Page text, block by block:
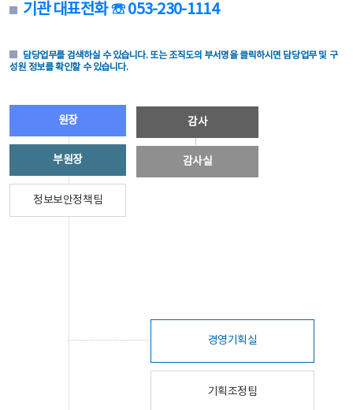
기관 대표전화 ☏ 053-230-1114
담당업무를 검색하실 수 있습니다. 또는 조직도의 부서명을 클릭하시면 담당업무 및 구
성원 정보를 확인할 수 있습니다.
원장
부원장
정보보안정책팀
감사
감사실
경영기획실
기획조정팀